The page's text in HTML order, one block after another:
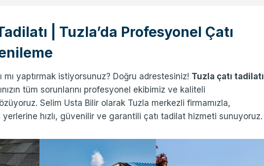
| Tuzla’da Profesyonel Çatı
mı yaptırmak istiyorsunuz? Doğru adrestesiniz! Tuzla çatı tadilatı
tüm sorunlarını profesyonel ekibimiz ve kaliteli
Selim Usta Bilir olarak Tuzla merkezli firmamızla,
hızlı, güvenilir ve garantili çatı tadilat hizmeti sunuyoruz.